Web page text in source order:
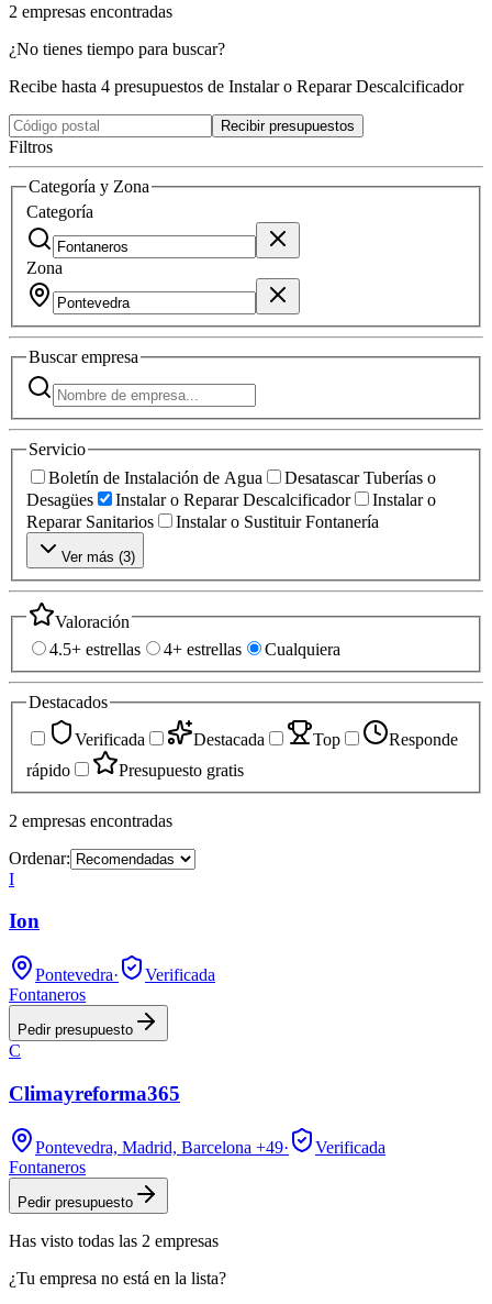
2 empresas encontradas
¿No tienes tiempo para buscar?
Recibe hasta 4 presupuestos de Instalar o Reparar Descalcificador
Recibir presupuestos
Filtros
Categoría y Zona
Categoría
Zona
Buscarempresa
Servicio
Boletín de Instalación de Agua
Desatascar Tuberías o
Desagües
Instalar o Reparar Descalcificador
Instalar o
Reparar Sanitarios
Instalar o Sustituir Fontanería
Ver más (3)
Valoración
4.5+ estrellas
4+ estrellas Cualquiera
Destacados
Verificada
Destacada Top
Responde
rápido
Presupuesto gratis
2 empresas encontradas
Ordenar:
I
Ion
Pontevedra·
Verificada
Fontaneros
Pedir presupuesto
C
Climayreforma365
Pontevedra, Madrid, Barcelona +49·
Verificada
Fontaneros
Pedir presupuesto
Has visto todas las 2 empresas
¿Tu empresa no está en la lista?